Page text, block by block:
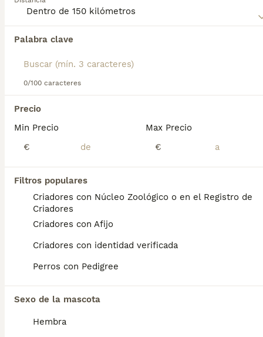
Palabra clave
0/100 caracteres
Precio
Min Precio
€
Max Precio
€
Filtros populares
Criadores con Núcleo Zoológico o en el Registro de
Criadores
Criadores con Afijo
Criadores con identidad verificada
Perros con Pedigree
Sexo de la mascota
Hembra
Muestra Korthals de Pelo Duro
de Pelo Duro Perros para monta en Sant
Antoni de Portmany, Islas Baleares.
Guardar búsqueda
¿Es el grifón de Korthal un
buen perro de familia?
de perros de trabajo: los grifones también
tienen un lado tierno que adora los mimos